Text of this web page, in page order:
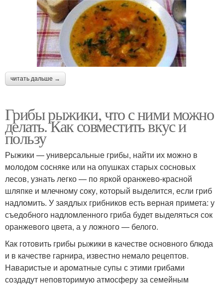
читать дальше →
Грибы рыжики, что с ними можно
делать. Как совместить вкус и
пользу
Рыжики — универсальные грибы, найти их можно в
молодом сосняке или на опушках старых сосновых
лесов, узнать легко — по яркой оранжево-красной
шляпке и млечному соку, который выделится, если гриб
надломить. У заядлых грибников есть верная примета: у
съедобного надломленного гриба будет выделяться сок
оранжевого цвета, а у ложного — белого.
Как готовить грибы рыжики в качестве основного блюда
и в качестве гарнира, известно немало рецептов.
Наваристые и ароматные супы с этими грибами
создадут неповторимую атмосферу за семейным